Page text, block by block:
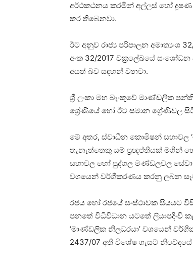
අර්ථකථනය කරමින් අල්ලස් හෝ දූෂණ
කර තිබෙනවා.
ඊට අනුව රාජ්‍ය පරිපාලන අමාත්‍යංශ
අංක 32/2017 චක්‍රලේඛයේ
අයත් බව සඳහන් වනවා.
ශ්‍රී ලංකා මහ බැංකුවේ මාණ්ඩලික
ශ්‍රේණියේ හෝ ඊට සමාන ශ්‍රේණිවල
මේ අතර, ස්වාධීන කොමිෂන්
තැනැත්තෙකු යම් ප්‍රඥප්තියක් මගින්
සභාවල හෝ පුද්ගල මණ්ඩලවල සේවා
වශයෙන් වර්ගීකරණය කරනු ලබන
රජය හෝ රජයේ සංස්ථාවක සියයට
පනතේ විධිවිධාන යටතේ ලියාපදිංචි
‘මාණ්ඩලික නිලධරයා’ වශයෙන්
2437/07 අති විශේෂ ගැසට්